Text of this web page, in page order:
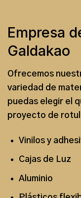
Empresa
Galdakao
Ofrecemos
variedad de
puedas elegir el
proyecto de
Vinilos y
Cajas de Luz
Aluminio